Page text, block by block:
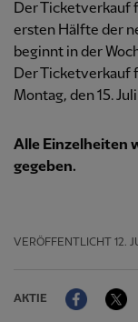
Der Ticketverkauf
ersten Hälfte der
beginnt in der
Der Ticketverkauf
Montag, den 15.
Alle Einzelheiten
gegeben.
VERÖFFENTLICHT 12.
AKTIE